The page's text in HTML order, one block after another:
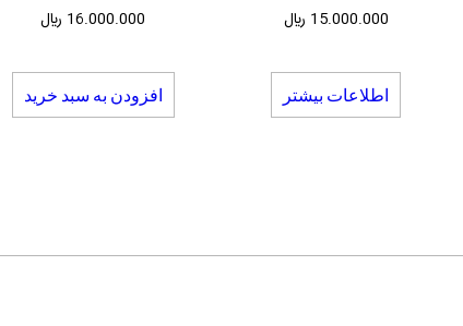
15.000.000 ﷼
اطلاعات بیشتر
16.000.000 ﷼
افزودن به سبد خرید